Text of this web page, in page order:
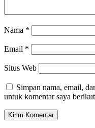
Nama *
Email *
Situs Web
Simpan nama, email,
untuk komentar saya